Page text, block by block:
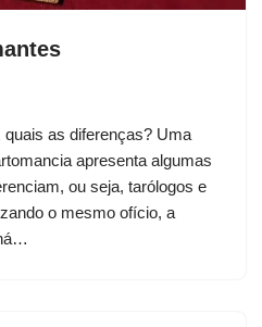
as diferenças? Uma
apresenta algumas
ou seja, tarólogos e
o mesmo ofício, a